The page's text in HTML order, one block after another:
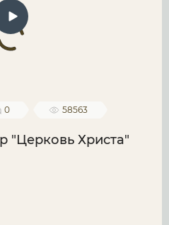
0 58563
"Церковь Христа"